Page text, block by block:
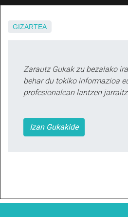
GIZARTEA
Zarautz Gukak zu bezalako
behar du tokiko informazioa
profesionalean lantzen
Izan Gukakide